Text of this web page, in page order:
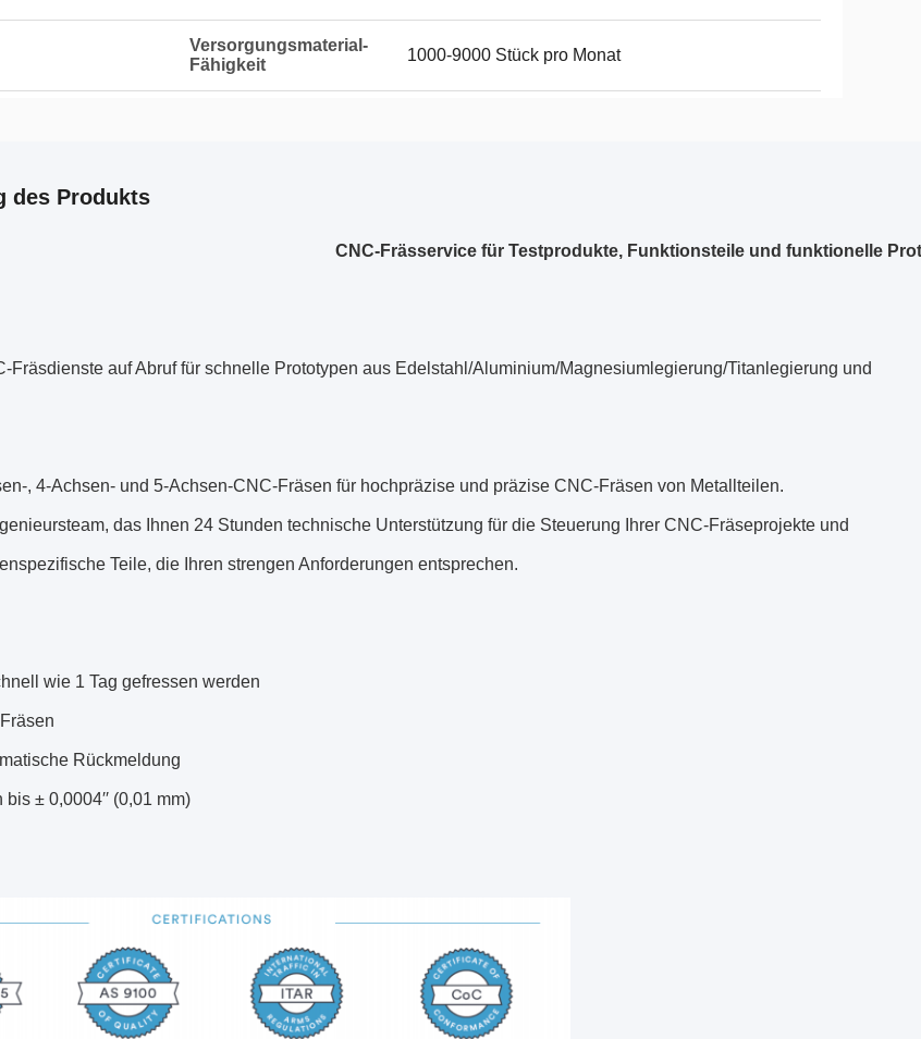
Versorgungsmaterial-
Fähigkeit
1000-9000 Stück pro Monat
des Produkts
CNC-Frässervice für Testprodukte, Funktionsteile und funktionelle
Fräsdienste auf Abruf für schnelle Prototypen aus Edelstahl/Aluminium/Magnesiumlegierung/Titanlegierung und
, 4-Achsen- und 5-Achsen-CNC-Fräsen für hochpräzise und präzise CNC-Fräsen von Metallteilen.
das Ihnen 24 Stunden technische Unterstützung für die Steuerung Ihrer CNC-Fräseprojekte und
Teile, die Ihren strengen Anforderungen entsprechen.
wie 1 Tag gefressen werden
Rückmeldung
± 0,0004′′ (0,01 mm)